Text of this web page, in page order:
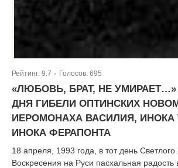
Рейтинг: 9.7 Голосов: 695
«ЛЮБОВЬ, БРАТ, НЕ УМИРАЕТ…»
ДНЯ ГИБЕЛИ ОПТИНСКИХ
ИЕРОМОНАХА ВАСИЛИЯ,
ИНОКА ФЕРАПОНТА
18 апреля, 1993 года, в тот день Светлого
Воскресения на Руси пасхальная радость